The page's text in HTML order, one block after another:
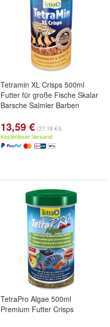
Tetramin XL Crisps 500ml
Futter für große Fische Skalar
Barsche Salmler Barben
13,59 € (27,18 €/l)
Kostenloser Versand
TetraPro Algae 500ml
Premium Futter Crisps